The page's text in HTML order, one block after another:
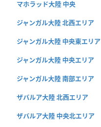
マホラッド大陸 中央
ジャンガル大陸 北西エリア
ジャンガル大陸 中央東エリア
ジャンガル大陸 中央エリア
ジャンガル大陸 南部エリア
ザバルア大陸 北西エリア
ザバルア大陸 中央北エリア